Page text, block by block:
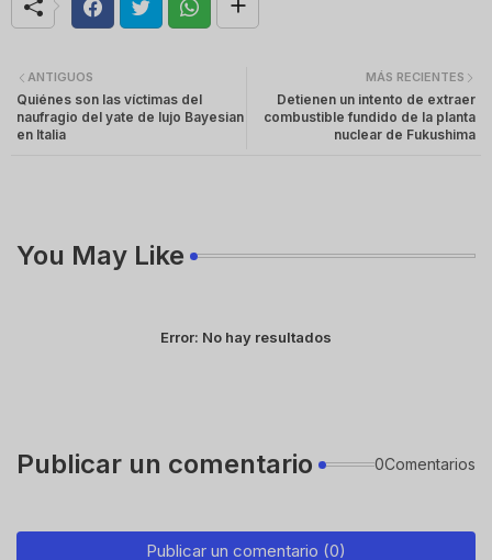
MÁS RECIENTES
Detienen un intento de extraer
combustible fundido de la planta
nuclear de Fukushima
ANTIGUOS
Quiénes son las víctimas del
naufragio del yate de lujo Bayesian
en Italia
You May Like
Error: No hay resultados
Publicar un comentario 0Comentarios
Publicar un comentario (0)